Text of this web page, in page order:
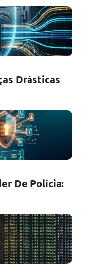
Drásticas
De Polícia: